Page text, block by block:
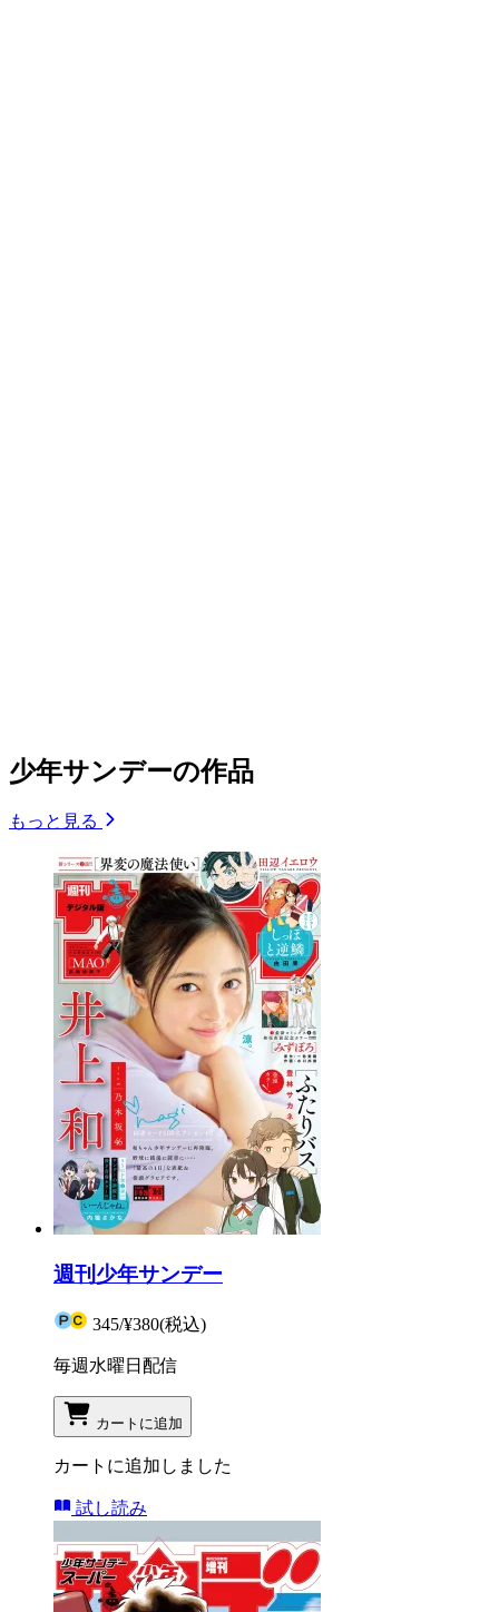
少年サンデーの作品
もっと見る
週刊少年サンデー
345/¥380(税込)
毎週水曜日配信
カートに追加
カートに追加しました
試し読み